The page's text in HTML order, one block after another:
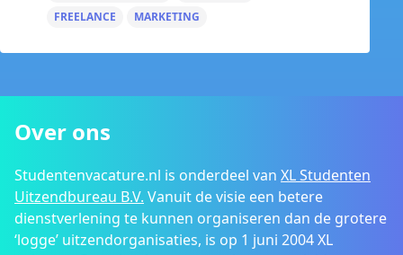
FREELANCE
MARKETING
Over ons
Studentenvacature.nl is onderdeel van XL Studenten
Uitzendbureau B.V. Vanuit de visie een betere
dienstverlening te kunnen organiseren dan de grotere
‘logge’ uitzendorganisaties, is op 1 juni 2004 XL